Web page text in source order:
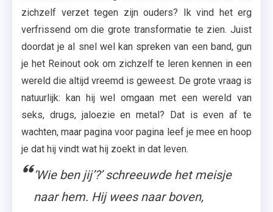
zichzelf verzet tegen zijn ouders? Ik vind het erg
verfrissend om die grote transformatie te zien. Juist
doordat je al snel wel kan spreken van een band, gun
je het Reinout ook om zichzelf te leren kennen in een
wereld die altijd vreemd is geweest. De grote vraag is
natuurlijk: kan hij wel omgaan met een wereld van
seks, drugs, jaloezie en metal? Dat is even af te
wachten, maar pagina voor pagina leef je mee en hoop
je dat hij vindt wat hij zoekt in dat leven.
‘Wie ben jij’?’ schreeuwde het meisje
naar hem. Hij wees naar boven,